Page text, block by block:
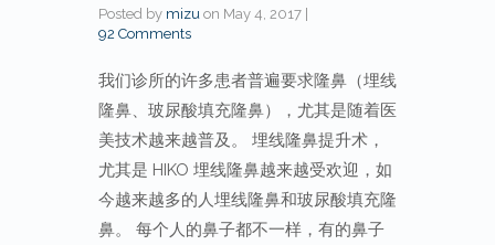
Posted by mizu on May 4, 2017 |
92 Comments
我们诊所的许多患者普遍要求隆鼻（埋线
隆鼻、玻尿酸填充隆鼻），尤其是随着医
美技术越来越普及。 埋线隆鼻提升术，
尤其是 HIKO 埋线隆鼻越来越受欢迎，如
今越来越多的人埋线隆鼻和玻尿酸填充隆
鼻。 每个人的鼻子都不一样，有的鼻子